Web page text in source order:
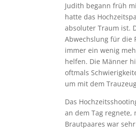
Judith begann früh
hatte das
absoluter Traum ist.
Abwechslung für die
immer ein wenig
helfen. Die Männer
oftmals
um mit dem
Das
an dem Tag
Brautpaares war